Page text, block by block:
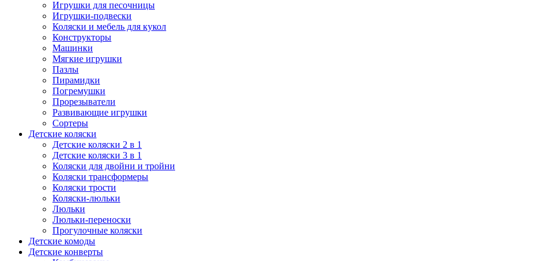
Игрушки для песочницы
Игрушки-подвески
Коляски и мебель для кукол
Конструкторы
Машинки
Мягкие игрушки
Пазлы
Пирамидки
Погремушки
Прорезыватели
Развивающие игрушки
Сортеры
Детские коляски
Детские коляски 2 в 1
Детские коляски 3 в 1
Коляски для двойни и тройни
Коляски трансформеры
Коляски трости
Коляски-люльки
Люльки
Люльки-переноски
Прогулочные коляски
Детские комоды
Детские конверты